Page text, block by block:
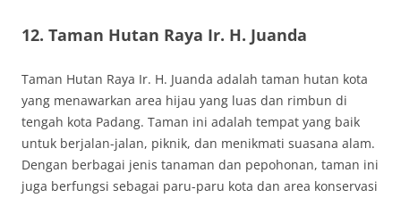
12. Taman Hutan Raya Ir. H. Juanda
Taman Hutan Raya Ir. H. Juanda adalah taman hutan kota
yang menawarkan area hijau yang luas dan rimbun di
tengah kota Padang. Taman ini adalah tempat yang baik
untuk berjalan-jalan, piknik, dan menikmati suasana alam.
Dengan berbagai jenis tanaman dan pepohonan, taman ini
juga berfungsi sebagai paru-paru kota dan area konservasi